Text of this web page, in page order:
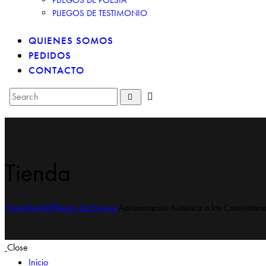
PLIEGOS DE TESTIMONIO
QUIENES SOMOS
PEDIDOS
CONTACTO
HomeTiendaPliegos de Ensayo
Close
Inicio